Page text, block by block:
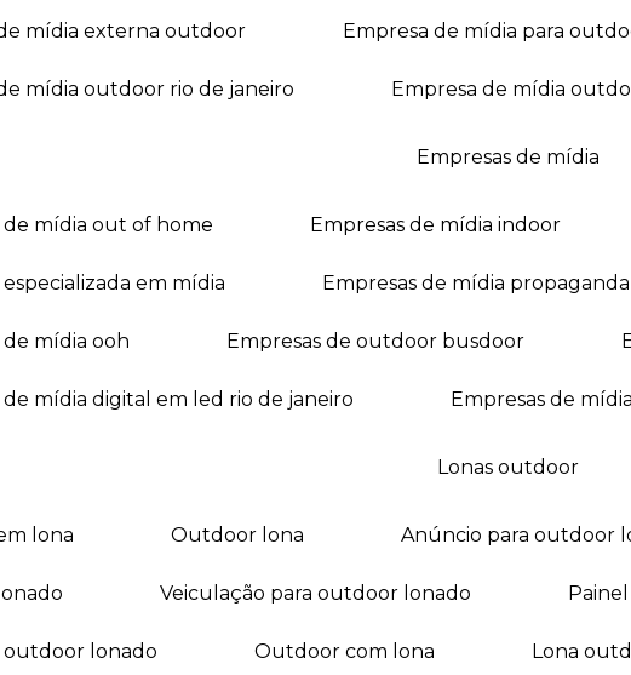
de mídia externa outdoor empresa de mídia para
de mídia outdoor rio de janeiro empresa de mídia
empresas de mídia
de mídia out of home empresas de mídia indoor
especializada em mídia empresas de mídia propaganda
de mídia ooh empresas de outdoor busdoor
de mídia digital em led rio de janeiro empresas de
lonas outdoor
lona outdoor lona anúncio para outdoor
veiculação para outdoor lonado
outdoor lonado outdoor com lona lona